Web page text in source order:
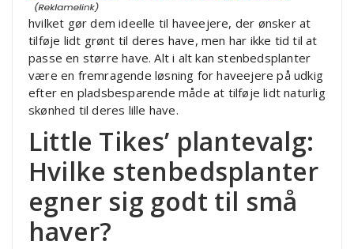
hvilket gør dem ideelle til haveejere, der ønsker at
tilføje lidt grønt til deres have, men har ikke tid til at
passe en større have. Alt i alt kan stenbedsplanter
være en fremragende løsning for haveejere på udkig
efter en pladsbesparende måde at tilføje lidt naturlig
skønhed til deres lille have.
Little Tikes’ plantevalg:
Hvilke stenbedsplanter
egner sig godt til små
haver?